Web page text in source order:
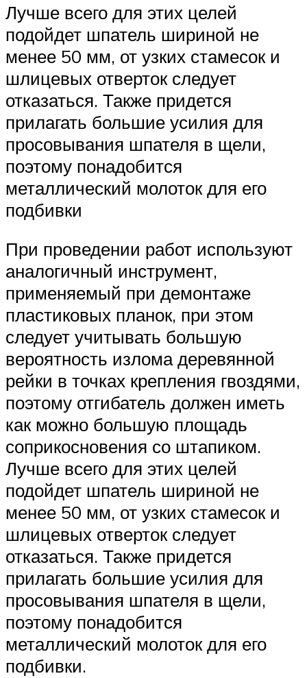
Лучше всего для этих целей
подойдет шпатель шириной не
менее 50 мм, от узких стамесок и
шлицевых отверток следует
отказаться. Также придется
прилагать большие усилия для
просовывания шпателя в щели,
поэтому понадобится
металлический молоток для его
подбивки
При проведении работ используют
аналогичный инструмент,
применяемый при демонтаже
пластиковых планок, при этом
следует учитывать большую
вероятность излома деревянной
рейки в точках крепления гвоздями,
поэтому отгибатель должен иметь
как можно большую площадь
соприкосновения со штапиком.
Лучше всего для этих целей
подойдет шпатель шириной не
менее 50 мм, от узких стамесок и
шлицевых отверток следует
отказаться. Также придется
прилагать большие усилия для
просовывания шпателя в щели,
поэтому понадобится
металлический молоток для его
подбивки.